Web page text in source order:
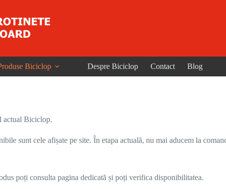
Biciclop Despre Biciclop Contact Blog
actual Biciclop.
sunt cele afișate pe site. În etapa actuală, nu mai aducem la
poți consulta pagina dedicată și poți verifica disponibilitatea.